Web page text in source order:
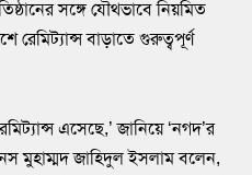
সঙ্গে যৌথভাবে নিয়মিত
রেমিট্যান্স বাড়াতে গুরুত্বপূর্ণ
এসেছে,’ জানিয়ে ‘নগদ’র
মুহাম্মদ জাহিদুল ইসলাম বলেন,